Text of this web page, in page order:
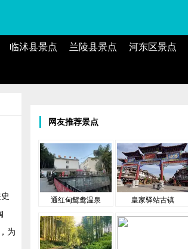
临沭县景点 兰陵县景点 河东区景点
为
网友推荐景点
通红甸鸳鸯温泉 皇家驿站古镇